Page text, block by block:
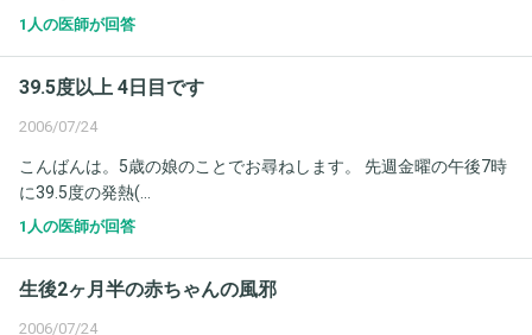
1人の医師が回答
39.5度以上 4日目です
2006/07/24
こんばんは。5歳の娘のことでお尋ねします。 先週金曜の午後7時
に39.5度の発熱(...
1人の医師が回答
生後2ヶ月半の赤ちゃんの風邪
2006/07/24